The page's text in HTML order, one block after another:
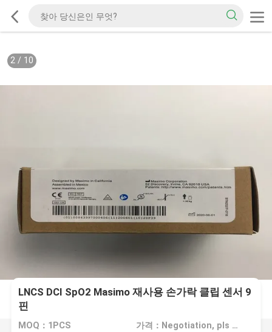
2/ 10
LNCS DCI SpO2 Masimo 재사용 손가락 클립 센서 9
핀
MOQ：1PCS 가격：Negotiation, pls contact me